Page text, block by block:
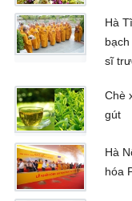
Hà
sĩ
Chè
gút
Hà
hóa